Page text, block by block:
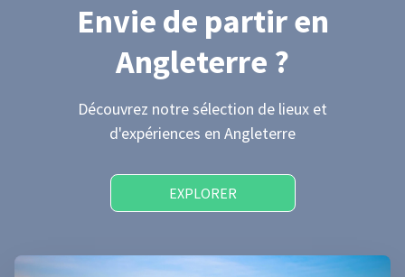
Envie de partiren
Angleterre ?
Découvrez notre sélection de lieux et
d'expériences en Angleterre
EXPLORER